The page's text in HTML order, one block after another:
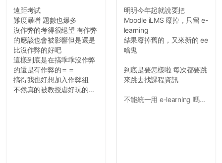
遠距考試
難度暴增 題數也爆多
沒作弊的考得很絕望 有作弊
的應該也會被影響但是還是
比沒作弊的好吧
這樣到底是在搞乖乖沒作弊
的還是有作弊的＝＝
搞得我也好想加入作弊組
不然真的被教授虐好玩的...
明明今年起就說要把
Moodle iLMS 廢掉，只留 e-
learning
結果廢掉舊的，又來新的 ee
啥鬼
到底是要怎樣啦 每次都要跳
來跳去找課程資訊
不能統一用 e-learning 嗎...